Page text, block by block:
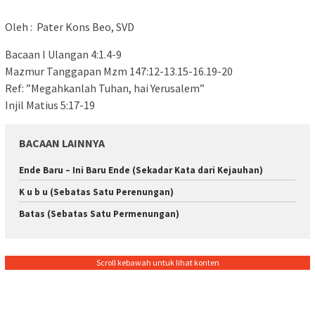
Oleh : Pater Kons Beo, SVD
Bacaan I Ulangan 4:1.4-9
Mazmur Tanggapan Mzm 147:12-13.15-16.19-20
Ref: ”Megahkanlah Tuhan, hai Yerusalem”
Injil Matius 5:17-19
BACAAN LAINNYA
Ende Baru – Ini Baru Ende (Sekadar Kata dari Kejauhan)
K u b u (Sebatas Satu Perenungan)
Batas (Sebatas Satu Permenungan)
Scroll kebawah untuk lihat konten